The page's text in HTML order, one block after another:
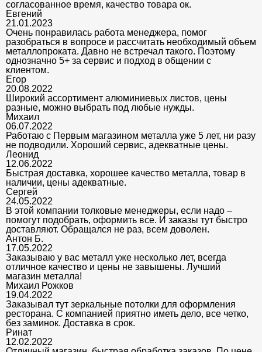
согласованное время, качество товара ок.
Евгений
21.01.2023
Очень понравилась работа менеджера, помог
разобраться в вопросе и рассчитать необходимый объем
металлопроката. Давно не встречал такого. Поэтому
однозначно 5+ за сервис и подход в общении с
клиентом.
Егор
20.08.2022
Широкий ассортимент алюминиевых листов, цены
разные, можно выбрать под любые нужды.
Михаил
06.07.2022
Работаю с Первым магазином металла уже 5 лет, ни разу
не подводили. Хороший сервис, адекватные цены.
Леонид
12.06.2022
Быстрая доставка, хорошее качество металла, товар в
наличии, цены адекватные.
Сергей
24.05.2022
В этой компании толковые менеджеры, если надо –
помогут подобрать, оформить все. И заказы тут быстро
доставляют. Обращался не раз, всем доволен.
Антон Б.
17.05.2022
Заказываю у вас металл уже несколько лет, всегда
отличное качество и цены не завышены. Лучший
магазин металла!
Михаил Рожков
19.04.2022
Заказывал тут зеркальные потолки для оформления
ресторана. С компанией приятно иметь дело, все четко,
без заминок. Доставка в срок.
Ринат
12.02.2022